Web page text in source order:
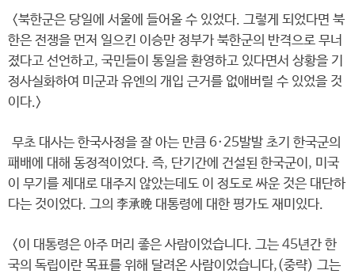
<북한군은 당일에 서울에 들어올 수 있었다. 그렇게 되었다면 북
한은 전쟁을 먼저 일으킨 이승만 정부가 북한군의 반격으로 무너
졌다고 선언하고, 국민들이 통일을 환영하고 있다면서 상황을 기
정사실화하여 미군과 유엔의 개입 근거를 없애버릴 수 있었을 것
이다.>
무초 대사는 한국사정을 잘 아는 만큼 6·25발발 초기 한국군의
패배에 대해 동정적이었다. 즉, 단기간에 건설된 한국군이, 미국
이 무기를 제대로 대주지 않았는데도 이 정도로 싸운 것은 대단하
다는 것이었다. 그의 李承晩 대통령에 대한 평가도 재미있다.
<이 대통령은 아주 머리 좋은 사람이었습니다. 그는 45년간 한
국의 독립이란 목표를 위해 달려온 사람이었습니다,(중략) 그는